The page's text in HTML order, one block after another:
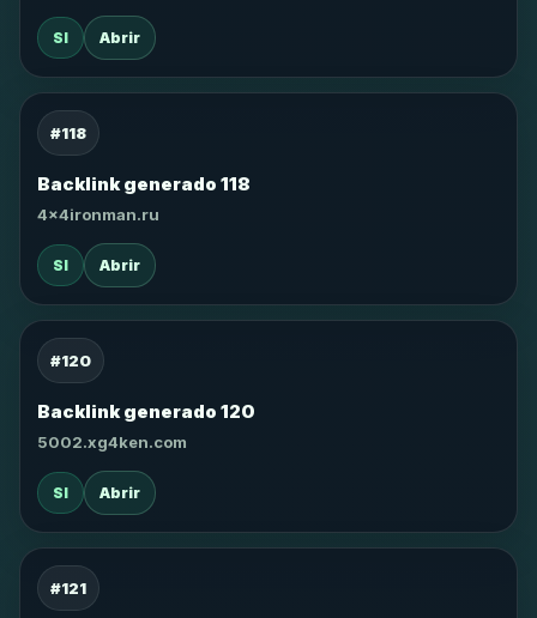
SI Abrir
#118
Backlink generado 118
4x4ironman.ru
SI Abrir
#120
Backlink generado 120
5002.xg4ken.com
SI Abrir
#121